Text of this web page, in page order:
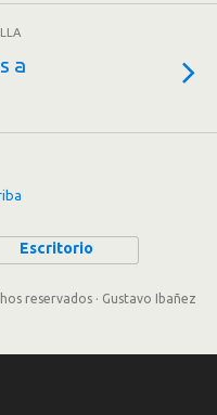
a
Escritorio
reservados · Gustavo Ibañez